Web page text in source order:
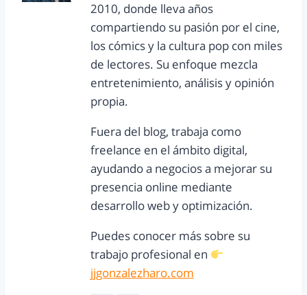
2010, donde lleva años
compartiendo su pasión por el cine,
los cómics y la cultura pop con miles
de lectores. Su enfoque mezcla
entretenimiento, análisis y opinión
propia.
Fuera del blog, trabaja como
freelance en el ámbito digital,
ayudando a negocios a mejorar su
presencia online mediante
desarrollo web y optimización.
Puedes conocer más sobre su
trabajo profesional en
jjgonzalezharo.com